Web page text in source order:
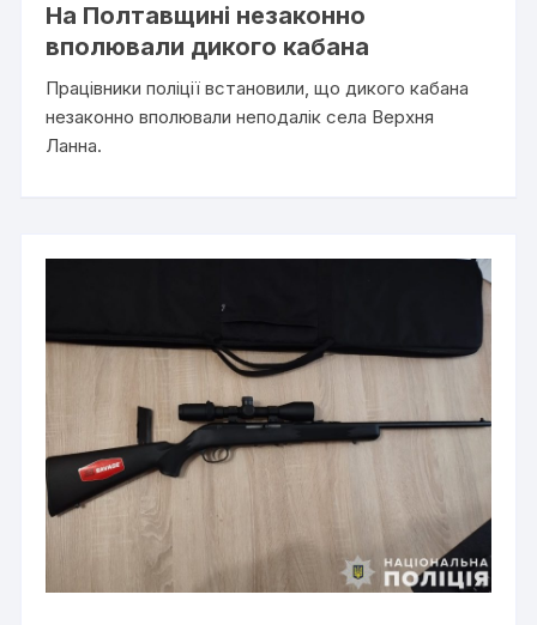
На Полтавщині незаконно
вполювали дикого кабана
Працівники поліції встановили, що дикого кабана
незаконно вполювали неподалік села Верхня
Ланна.